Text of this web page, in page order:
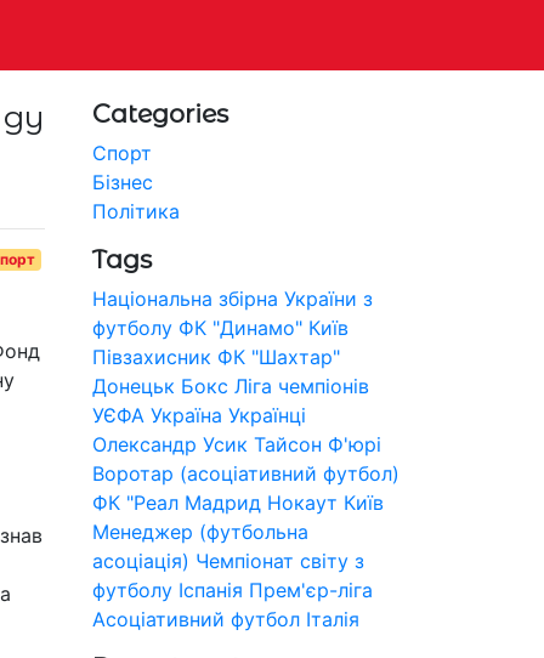
Categories
Спорт
Бізнес
Політика
Tags
Національна збірна України з
футболу ФК "Динамо" Київ
Півзахисник ФК "Шахтар"
Донецьк Бокс Ліга чемпіонів
УЄФА Україна Українці
Олександр Усик Тайсон Ф'юрі
Воротар (асоціативний футбол)
ФК "Реал Мадрид Нокаут Київ
Менеджер (футбольна
асоціація) Чемпіонат світу з
футболу Іспанія Прем'єр-ліга
Асоціативний футбол Італія